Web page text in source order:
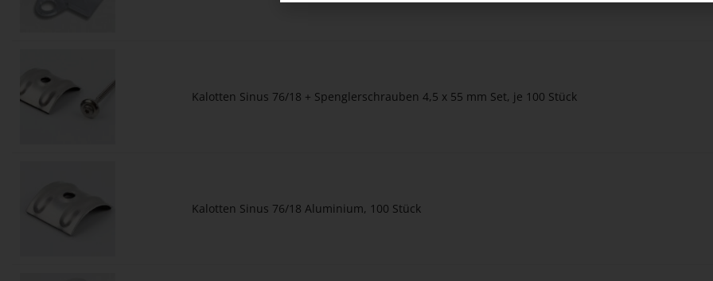
Kalotten Sinus 76/18 + Spenglerschrauben 4,5 x 55 mm Set, je 100 Stück
Kalotten Sinus 76/18 Aluminium, 100 Stück